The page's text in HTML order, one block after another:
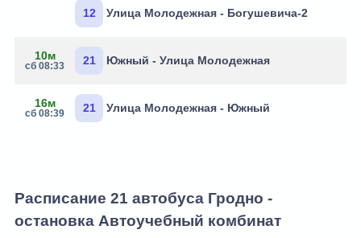
12 Улица Молодежная - Богушевича-2
10м
сб 08:33 21 Южный - Улица Молодежная
16м
сб 08:39 21 Улица Молодежная - Южный
Расписание 21 автобуса Гродно -
остановка Автоучебный комбинат